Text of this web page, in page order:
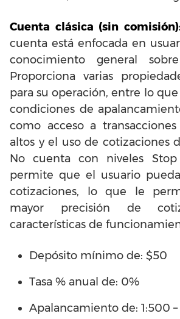
Cuenta clásica (sin
cuenta está enfocada en
conocimiento general
Proporciona varias
para su operación, entre lo
condiciones de
como acceso a
altos y el uso de cotizaciones
No cuenta con niveles
permite que el usuario
cotizaciones, lo que le
mayor precisión de
características de
Depósito mínimo de: $50
Tasa % anual de: 0%
Apalancamiento de: 1:500 –